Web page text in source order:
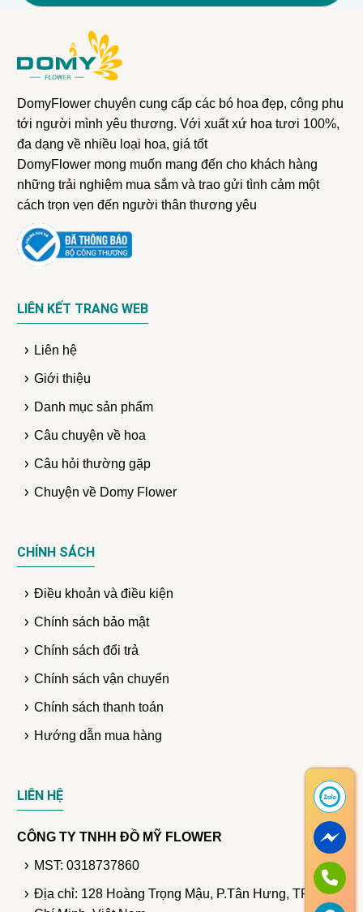
DomyFlower chuyên cung cấp các bó hoa đẹp, công phu
tới người mình yêu thương. Với xuất xứ hoa tươi 100%,
đa dạng về nhiều loại hoa, giá tốt
DomyFlower mong muốn mang đến cho khách hàng
những trải nghiệm mua sắm và trao gửi tình cảm một
cách trọn vẹn đến người thân thương yêu
LIÊN KẾT TRANG WEB
Liên hệ
Giới thiệu
Danh mục sản phẩm
Câu chuyện về hoa
Câu hỏi thường gặp
Chuyện về Domy Flower
CHÍNH SÁCH
Điều khoản và điều kiện
Chính sách bảo mật
Chính sách đổi trả
Chính sách vận chuyển
Chính sách thanh toán
Hướng dẫn mua hàng
LIÊN HỆ
CÔNG TY TNHH ĐỒ MỸ FLOWER
MST: 0318737860
Địa chỉ: 128 Hoàng Trọng Mậu, P.Tân Hưng, TP. Hồ